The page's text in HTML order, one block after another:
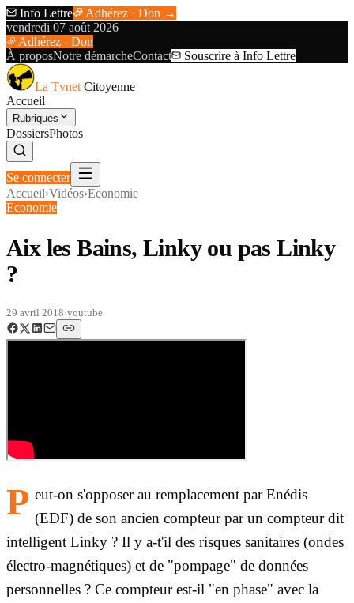
Info Lettre
Adhérez · Don →
vendredi 07 août 2026
Adhérez · Don
À proposNotre démarcheContact Souscrire à Info Lettre
La Tvnet Citoyenne
Accueil
Rubriques
DossiersPhotos
Se connecter
Accueil›Vidéos›Economie
Economie
Aix les Bains, Linky ou pas Linky
?
29 avril 2018·youtube
P eut-on s'opposer au remplacement par Enédis
(EDF) de son ancien compteur par un compteur dit
intelligent Linky ? Il y a-t'il des risques sanitaires (ondes
électro-magnétiques) et de "pompage" de données
personnelles ? Ce compteur est-il "en phase" avec la